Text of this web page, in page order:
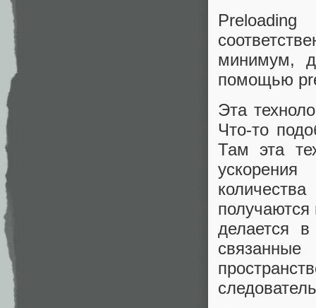
минимум,
помощью
Эта
Что-то
Там эта
получаются
делается